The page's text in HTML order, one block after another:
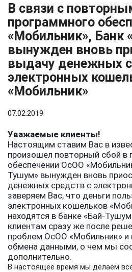
В связи с
программного
«Мобильник», Банк
вынужден вновь
выдачу денежных
электронных
«Мобильник»
07.02.2019
Уважаемые клиенты!
Настоящим ставим Вас в
произошел повторный сбой в
обеспечении ОсОО
Тушум» вынужден вновь
денежных средств с
заверяем Вас, что деньги
электронных кошельков
находятся в банке «Бай-
клиентам сразу же после
проблем ОсОО «Мобильник» и
обмена данными, о чем мы
дополнительно.
В настоящее время мы делаем